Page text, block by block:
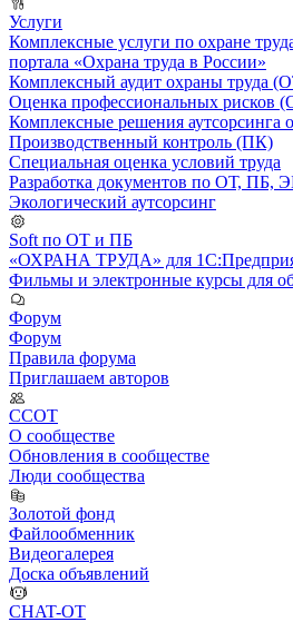
Услуги
Комплексные услуги по охране
портала «Охрана труда в России»
Комплексный аудит охраны труда
Оценка профессиональных рисков
Комплексные решения аутсорсинга
Производственный контроль (ПК)
Специальная оценка условий труда
Разработка документов по ОТ, ПБ,
Экологический аутсорсинг
Soft по ОТ и ПБ
«ОХРАНА ТРУДА» для
Фильмы и электронные курсы для
Форум
Форум
Правила форума
Приглашаем авторов
ССОТ
О сообществе
Обновления в сообществе
Люди сообщества
Золотой фонд
Файлообменник
Видеогалерея
Доска объявлений
CHAT-OT